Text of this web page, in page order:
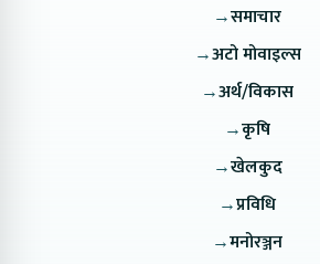
→समाचार
→अटो मोवाइल्स
→अर्थ/विकास
→कृषि
→खेलकुद
→प्रविधि
→मनोरञ्जन